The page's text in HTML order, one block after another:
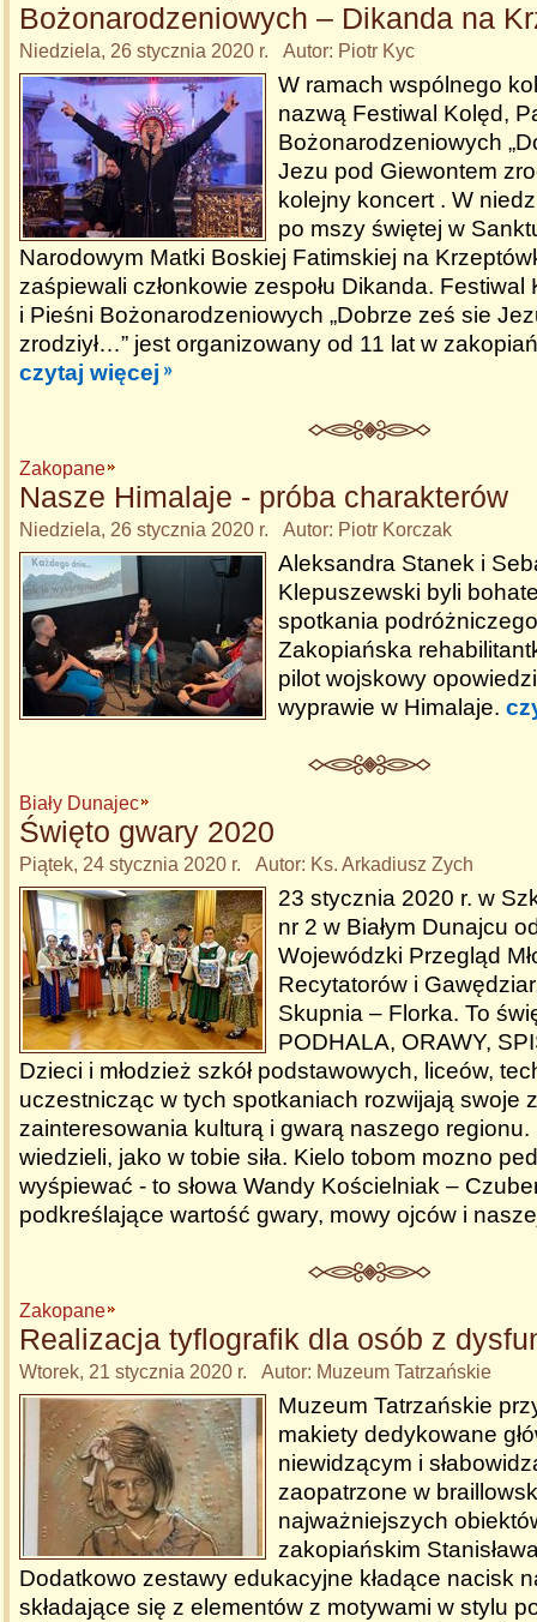
Bożonarodzeniowych – Dikanda na
Niedziela, 26 stycznia 2020 r. Autor: Piotr Kyc
W ramach wspólnego
nazwą Festiwal Kolęd,
Bożonarodzeniowych
Jezu pod Giewontem
kolejny koncert . W
po mszy świętej w
Narodowym Matki Boskiej Fatimskiej na
zaśpiewali członkowie zespołu Dikanda. Festiwal
i Pieśni Bożonarodzeniowych „Dobrze ześ sie
zrodziył…” jest organizowany od 11 lat w
czytaj więcej
Zakopane
Nasze Himalaje - próba charakterów
Niedziela, 26 stycznia 2020 r. Autor: Piotr Korczak
Aleksandra Stanek i
Klepuszewski byli
spotkania
Zakopiańska
pilot wojskowy
wyprawie w Himalaje.
Biały Dunajec
Święto gwary 2020
Piątek, 24 stycznia 2020 r. Autor: Ks. Arkadiusz Zych
23 stycznia 2020 r. w
nr 2 w Białym Dunajcu
Wojewódzki Przegląd
Recytatorów i
Skupnia – Florka. To
PODHALA, ORAWY,
Dzieci i młodzież szkół podstawowych, liceów,
uczestnicząc w tych spotkaniach rozwijają swoje
zainteresowania kulturą i gwarą naszego
wiedzieli, jako w tobie siła. Kielo tobom mozno
wyśpiewać - to słowa Wandy Kościelniak –
podkreślające wartość gwary, mowy ojców i
Zakopane
Realizacja tyflografik dla osób z
Wtorek, 21 stycznia 2020 r. Autor: Muzeum Tatrzańskie
Muzeum Tatrzańskie
makiety dedykowane
niewidzącym i
zaopatrzone w
najważniejszych
zakopiańskim
Dodatkowo zestawy edukacyjne kładące nacisk
składające się z elementów z motywami w stylu